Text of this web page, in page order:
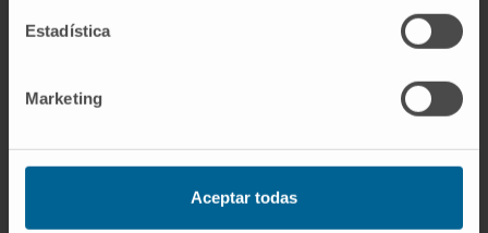
Estadística
Marketing
Aceptar todas
influye la posición al dormir, que afecta el flujo
¿Qué causa el sangrado en una
El sangrado puede ser causado por sequedad